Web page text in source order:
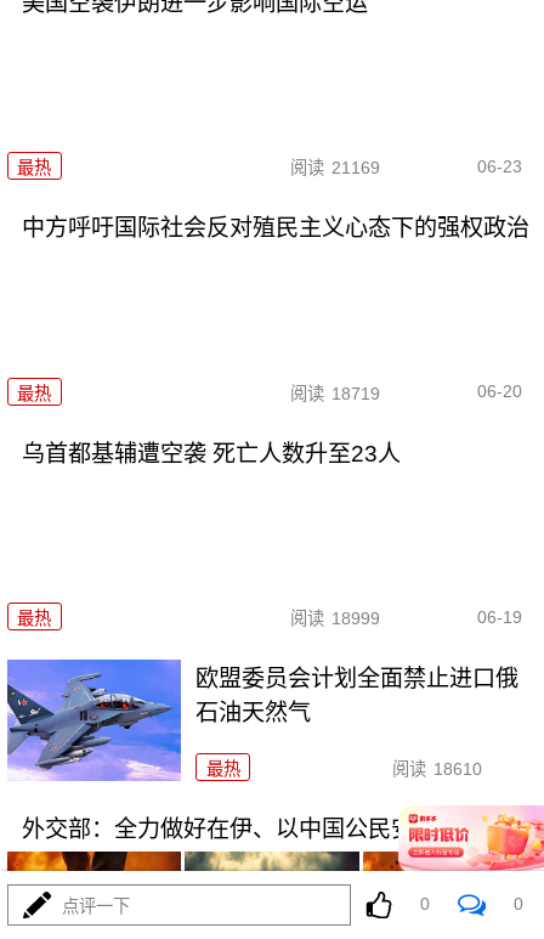
最热 阅读 21169 06-23
中方呼吁国际社会反对殖民主义心态下的强权政治
最热 阅读 18719 06-20
乌首都基辅遭空袭 死亡人数升至23人
最热 阅读 18999 06-19
欧盟委员会计划全面禁止进口俄
石油天然气
最热 阅读 18610
外交部：全力做好在伊、以中国公民安全保护工作
点评一下 0 0